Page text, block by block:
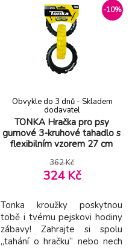
zvědavost psa a motivuje ho
ke hře. Hračka je ideální pro
aportování, společné
dovádění i mazlení po aktivně
stráveném dni. Plyšové
provedení je šetrné k psím
-10%
TONKA Hračka pro psy
gumové 3-kruhové tahadlo s
flexibilním vzorem 27 cm
Obvykle do 3 dnů - Skladem
dodavatel
362 Kč
324 Kč
Tonka kroužky poskytnou
tobě i tvému ​​pejskovi hodiny
zábavy! Zahrajte si spolu
„tahání o hračku“ nebo nech